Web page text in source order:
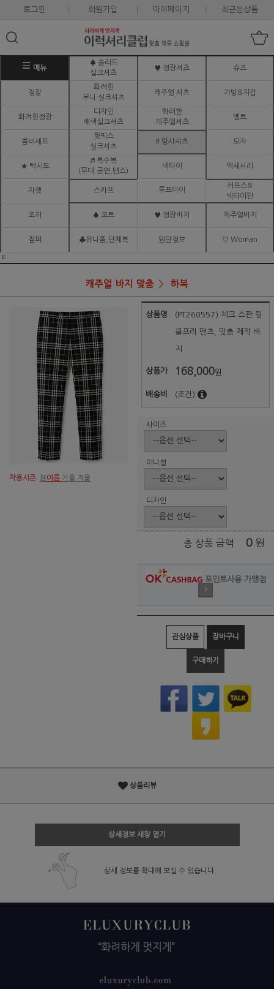
로그인 회원가입 마이페이지 최근본상품
메뉴
♠ 솔리드
실크셔츠
♥ 정장셔츠 슈즈
정장
화려한
무늬 실크셔츠
캐주얼 셔츠 가방&지갑
화려한정장
디자인
배색실크셔츠
화려한
캐주얼셔츠
벨트
콤비세트
핫픽스
실크셔츠
# 망사셔츠 모자
★ 턱시도
♬ 특수복
(무대.공연,댄스)
넥타이 액세서리
자켓 스카프 루프타이
커프스&
넥타이핀
조끼 ♠ 코트 ♥ 정장바지 캐주얼바지
점퍼 ♣유니폼,단체복 원단정보 ♡ Woman
ㅌ
캐주얼 바지 맞춤 하복
착용시즌: 봄 여름 가을 겨울
상품명 (PT260557) 체크 스판 링
클프리 팬츠, 맞춤 제작 바
지
상품가 168,000원
배송비 (조건)
사이즈
이니셜
디자인
총 상품 금액 0 원
포인트사용 가맹점
?
관심상품 장바구니
구매하기
상품리뷰
상세정보 새창 열기
상세 정보를 확대해 보실 수 있습니다.